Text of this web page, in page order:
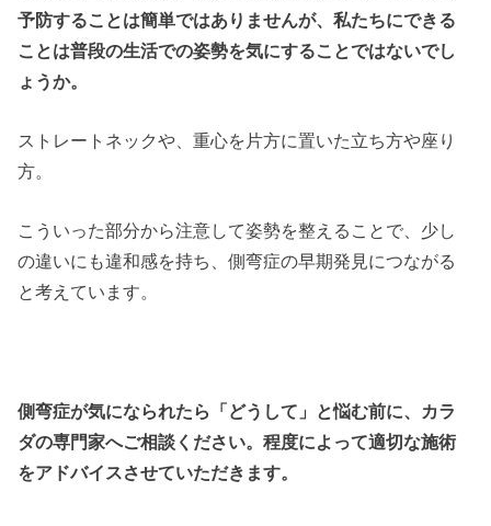
予防することは簡単ではありませんが、私たちにできる
ことは普段の生活での姿勢を気にすることではないでし
ょうか。
ストレートネックや、重心を片方に置いた立ち方や座り
方。
こういった部分から注意して姿勢を整えることで、少し
の違いにも違和感を持ち、側弯症の早期発見につながる
と考えています。
側弯症が気になられたら「どうして」と悩む前に、カラ
ダの専門家へご相談ください。程度によって適切な施術
をアドバイスさせていただきます。